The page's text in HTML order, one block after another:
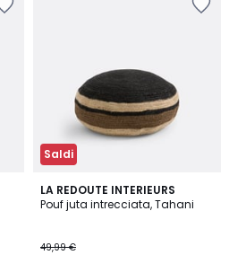
Saldi
LA REDOUTE INTERIEURS
Pouf juta intrecciata, Tahani
49,99 €
3,7
/ 5